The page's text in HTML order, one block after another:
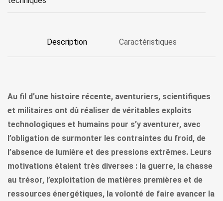
Description Caractéristiques
Au fil d’une histoire récente, aventuriers, scientifiques
et militaires ont dû réaliser de véritables exploits
technologiques et humains pour s’y aventurer, avec
l’obligation de surmonter les contraintes du froid, de
l’absence de lumière et des pressions extrêmes. Leurs
motivations étaient très diverses : la guerre, la chasse
au trésor, l’exploitation de matières premières et de
ressources énergétiques, la volonté de faire avancer la